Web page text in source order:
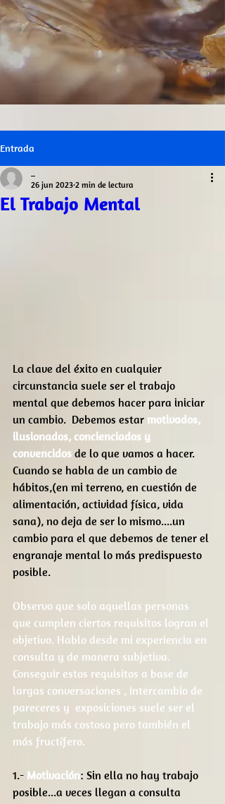
Entrada
El Trabajo Mental
26 jun 2023 2 min de lectura
La clave del éxito en cualquier
circunstancia suele ser el trabajo
mental que debemos hacer para iniciar
un cambio.  Debemos estar motivados,
ilusionados, concienciados y
convencidos de lo que vamos a hacer.
Cuando se habla de un cambio de
hábitos,(en mi terreno, en cuestión de
alimentación, actividad física, vida
sana), no deja de ser lo mismo....un
cambio para el que debemos de tener el
engranaje mental lo más predispuesto
posible.
Observo que solo aquellas personas
que cumplen ciertos requisitos logran el
objetivo. Hablo desde mi experiencia en
consulta y de manera subjetiva.
Conseguir estos requisitos a base de
largas conversaciones , intercambio de
pareceres y  exposiciones suele ser el
trabajo más costoso pero también el
más fructífero.
1.- Motivación: Sin ella no hay trabajo
posible...a veces llegan a consulta